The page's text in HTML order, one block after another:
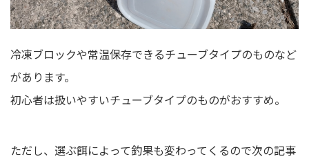
冷凍ブロックや常温保存できるチューブタイプのものなど
があります。
初心者は扱いやすいチューブタイプのものがおすすめ。
ただし、選ぶ餌によって釣果も変わってくるので次の記事